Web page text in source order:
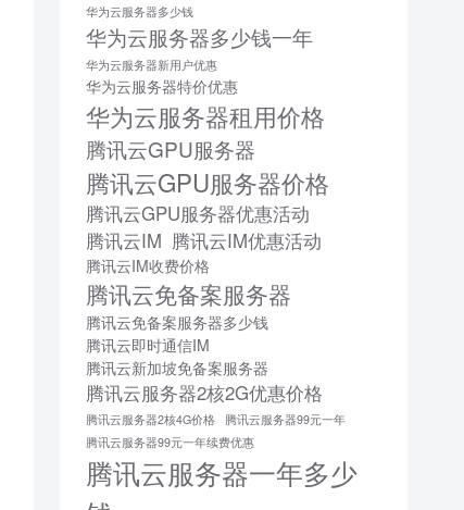
华为云服务器多少钱
华为云服务器多少钱一年
华为云服务器新用户优惠
华为云服务器特价优惠
华为云服务器租用价格
腾讯云GPU服务器
腾讯云GPU服务器价格
腾讯云GPU服务器优惠活动
腾讯云IM 腾讯云IM优惠活动
腾讯云IM收费价格
腾讯云免备案服务器
腾讯云免备案服务器多少钱
腾讯云即时通信IM
腾讯云新加坡免备案服务器
腾讯云服务器2核2G优惠价格
腾讯云服务器2核4G价格
腾讯云服务器99元一年
腾讯云服务器99元一年续费优惠
腾讯云服务器一年多少